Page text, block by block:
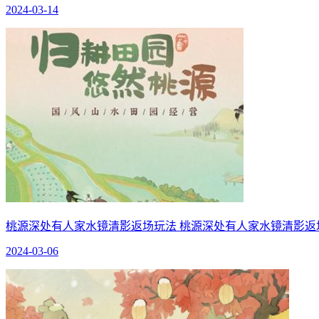
2024-03-14
桃源深处有人家水镜清影返场玩法 桃源深处有人家水镜清影
2024-03-06